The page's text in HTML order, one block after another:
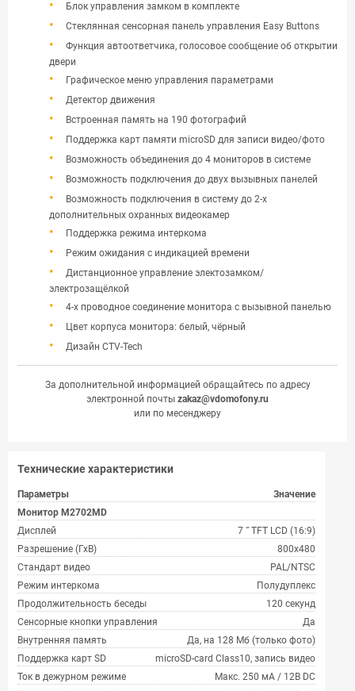
Блок управления замком в комплекте
Стеклянная сенсорная панель управления Easy Buttons
Функция автоответчика, голосовое сообщение об открытии
двери
Графическое меню управления параметрами
Детектор движения
Встроенная память на 190 фотографий
Поддержка карт памяти microSD для записи видео/фото
Возможность объединения до 4 мониторов в системе
Возможность подключения до двух вызывных панелей
Возможность подключения в систему до 2-х
дополнительных охранных видеокамер
Поддержка режима интеркома
Режим ожидания с индикацией времени
Дистанционное управление электозамком/
электрозащёлкой
4-х проводное соединение монитора с вызывной панелью
Цвет корпуса монитора: белый, чёрный
Дизайн CTV-Tech
За дополнительной информацией обращайтесь по адресу
электронной почты zakaz@vdomofony.ru
или по месенджеру
Технические характеристики
Параметры
Значение
Монитор M2702MD
Дисплей
7 ˝ TFT LCD (16:9)
Разрешение (ГхВ)
800x480
Стандарт видео
PAL/NTSC
Режим интеркома
Полудуплекс
Продолжительность беседы
120 секунд
Сенсорные кнопки управления
Да
Внутренняя память
Да, на 128 Мб (только фото)
Поддержка карт SD
microSD-card Class10, запись видео
Ток в дежурном режиме
Макс. 250 мА / 12В DC